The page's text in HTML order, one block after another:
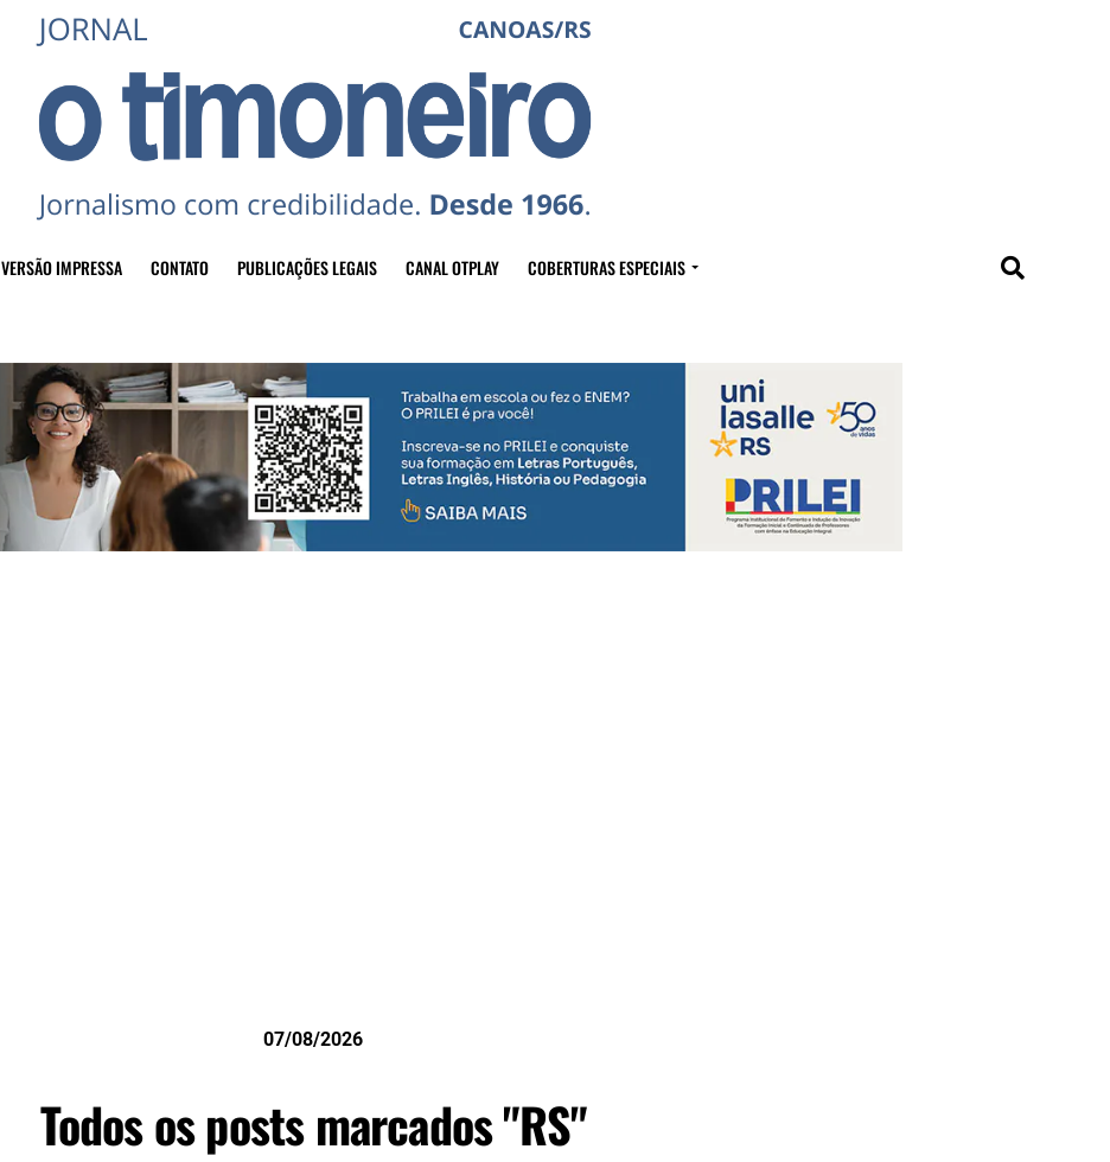
VERSÃO IMPRESSA CONTATO PUBLICAÇÕES LEGAIS CANAL OTPLAY COBERTURAS ESPECIAIS
07/08/2026
Todos os posts marcados "RS"